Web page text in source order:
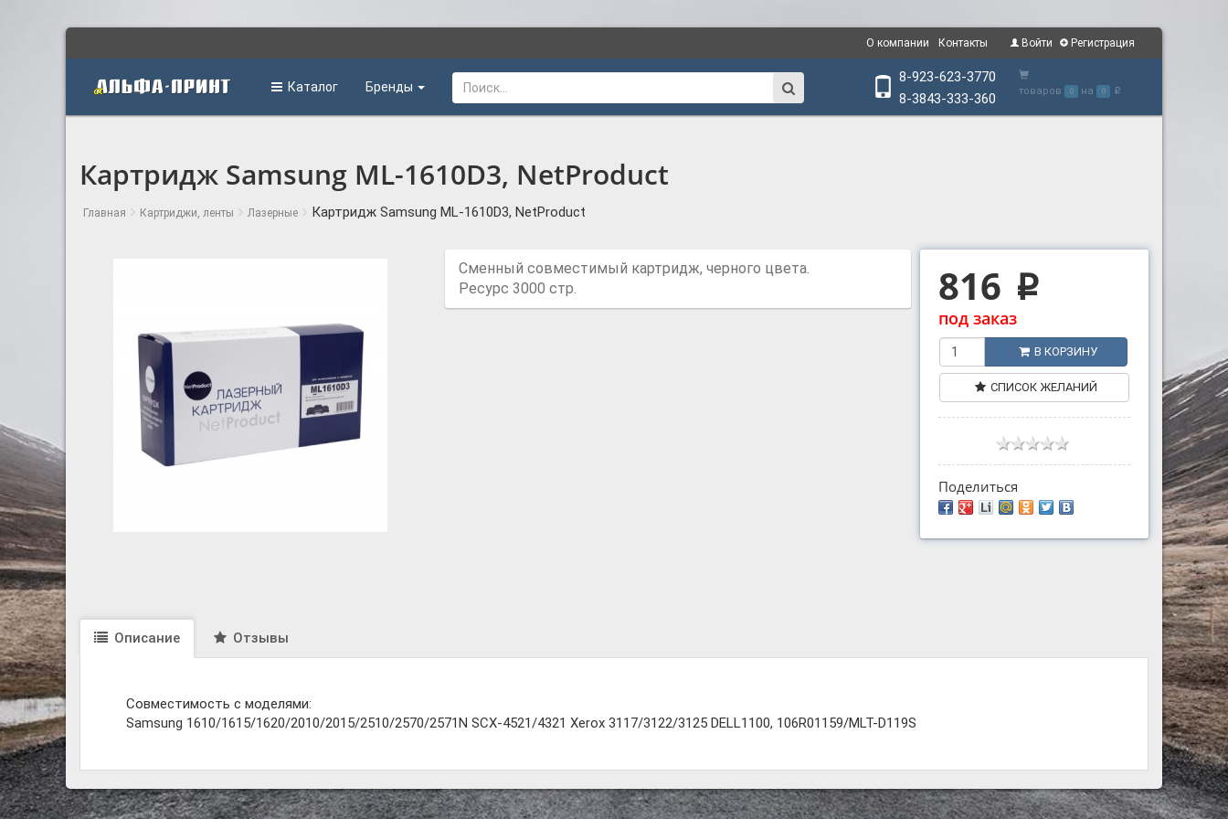
Войти Регистрация
О компании Контакты
Каталог Бренды
8-923-623-3770
8-3843-333-360
товаров 0 на 0 p
Картридж Samsung ML-1610D3, NetProduct
Главная Картриджи, ленты Лазерные Картридж Samsung ML-1610D3, NetProduct
Сменный совместимый картридж, черного цвета.
Ресурс 3000 стр.
816 p
под заказ
В КОРЗИНУ
СПИСОК ЖЕЛАНИЙ
Поделиться
Описание Отзывы
Совместимость с моделями:
Samsung 1610/1615/1620/2010/2015/2510/2570/2571N SCX-4521/4321 Xerox 3117/3122/3125 DELL1100, 106R01159/MLT-D119S